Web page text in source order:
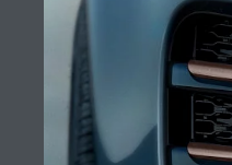
ҚАЗАҚСТАН
ҚАЗАҚ